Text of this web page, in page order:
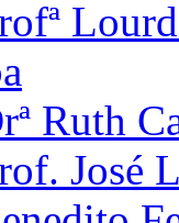
Ruth
José